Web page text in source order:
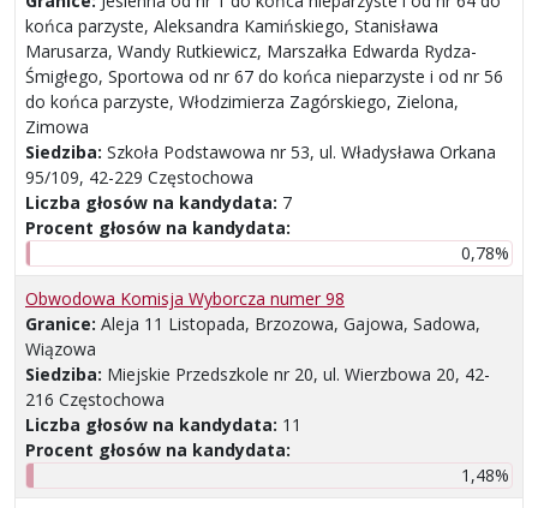
końca parzyste, Aleksandra Kamińskiego, Stanisława
Marusarza, Wandy Rutkiewicz, Marszałka Edwarda Rydza-
Śmigłego, Sportowa od nr 67 do końca nieparzyste i od nr 56
do końca parzyste, Włodzimierza Zagórskiego, Zielona,
Zimowa
Siedziba: Szkoła Podstawowa nr 53, ul. Władysława Orkana
95/109, 42-229 Częstochowa
Liczba głosów na kandydata: 7
Procent głosów na kandydata:
0,78%
Obwodowa Komisja Wyborcza numer 98
Granice: Aleja 11 Listopada, Brzozowa, Gajowa, Sadowa,
Wiązowa
Siedziba: Miejskie Przedszkole nr 20, ul. Wierzbowa 20, 42-
216 Częstochowa
Liczba głosów na kandydata: 11
Procent głosów na kandydata:
1,48%